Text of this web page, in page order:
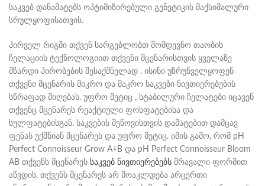
საკვებ დანამატებს ოპტიმიზირებული გენეტიკის მაქსიმალური
სრულყოფისათვის.
პირველ რიგში თქვენ სარგებლობთ მომდევნო თაობის
ჩელაციის ტექნოლოგიით თქვენი მცენარისთვის ყველაზე
მზარდი პირობების შესაქმნელად . ისინი უზრუნველყოფენ
თქვენი მცენარის მიკრო და მაკრო საკვები ნივთიერებების
სწრაფად მიღებას. უფრო მეტიც , სტაბილური ჩელატები იცავენ
თქვენც მცენარეს რეაქტიული ფოსფატებისა და
სულფატებისგან. საკვების შეწოვისთვის დამატებით დამცავ
ფენას უქმნიან მცენარეს და უფრო მეტიც. იმის გამო, რომ pH
Perfect Connoisseur Grow A+B და pH Perfect Connoisseur Bloom
AB თქვენს მცენარეს საკვებ ნივთიერებებს მრავალი ფორმით
აწვდის, თქვენს მცენარეს არ მოაკლდება არცერთი